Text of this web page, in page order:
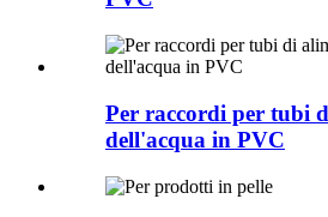
Per raccordi per tubi
dell'acqua in PVC